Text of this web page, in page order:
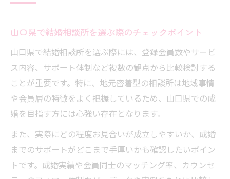
山口県で結婚相談所を選ぶ際のチェックポイント
山口県で結婚相談所を選ぶ際には、登録会員数やサービ
ス内容、サポート体制など複数の観点から比較検討する
ことが重要です。特に、地元密着型の相談所は地域事情
や会員層の特徴をよく把握しているため、山口県での成
婚を目指す方には心強い存在となります。
また、実際にどの程度お見合いが成立しやすいか、成婚
までのサポートがどこまで手厚いかも確認したいポイン
トです。成婚実績や会員同士のマッチング率、カウンセ